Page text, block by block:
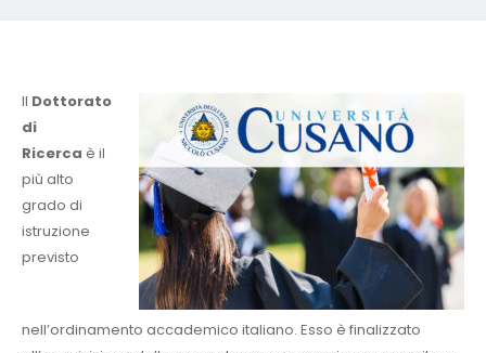
Il Dottorato
di
Ricerca è il
più alto
grado di
istruzione
previsto
nell’ordinamento accademico italiano. Esso è finalizzato